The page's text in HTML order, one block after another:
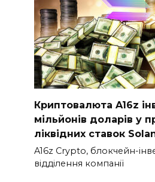
Криптовалюта A16z
мільйонів доларів у
ліквідних ставок
A16z Crypto, блокчейн-
відділення компанії